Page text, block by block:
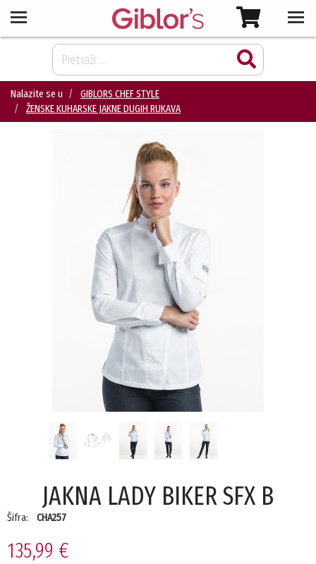
Nalazite se u
GIBLORS CHEF STYLE
ŽENSKE KUHARSKE JAKNE DUGIH RUKAVA
JAKNA LADY BIKER SFX B
Šifra: CHA257
135,99 €